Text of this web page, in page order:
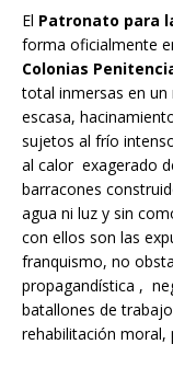
El Patronato para
forma oficialmente
Colonias
total inmersas en
escasa,
sujetos al frío
al calor exagerado
barracones
agua ni luz y sin
con ellos son las
franquismo, no
propagandística ,
batallones de
rehabilitación moral,